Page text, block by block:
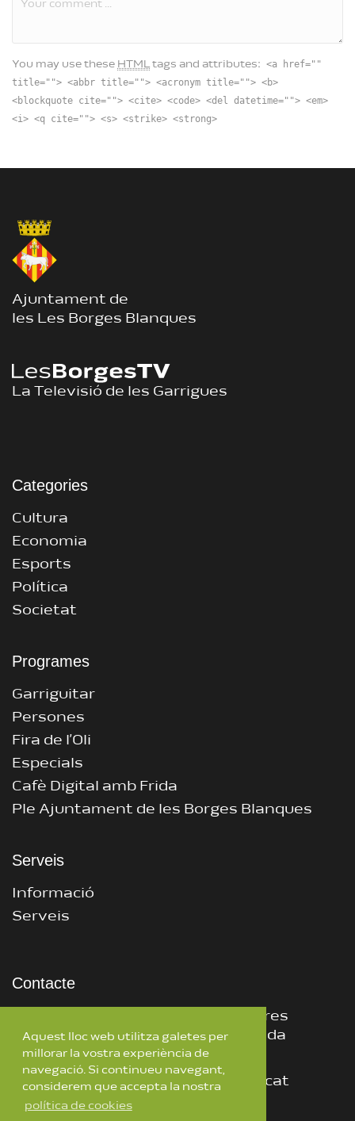
You may use these HTML tags and attributes:
<a href=""
title=""> <abbr title=""> <acronym title=""> <b>
<blockquote cite=""> <cite> <code> <del datetime=""> <em>
<i> <q cite=""> <s> <strike> <strong>
Ajuntament de
les Les Borges Blanques
La Televisió de les Garrigues
Categories
Cultura
Economia
Esports
Política
Societat
Programes
Garriguitar
Persones
Fira de l’Oli
Especials
Cafè Digital amb Frida
Ple Ajuntament de les Borges Blanques
Serveis
Informació
Serveis
Contacte
CEI, Centre d’Empreses Innovadores
25400 Les Borges Blanques – Lleida
681 318 363
973 142 850
lesborgestv@lesborgesblanques.cat
Aquest lloc web utilitza galetes per
millorar la vostra experiència de
navegació. Si continueu navegant,
considerem que accepta la nostra
política de cookies